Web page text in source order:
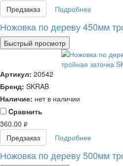
Предзаказ Подробнее
Ножовка по дереву 450мм
Быстрый просмотр
Артикул: 20542
Бренд: SKRAB
Наличие: нет в наличии
Cравнить
360.00 руб.
Предзаказ Подробнее
Ножовка по дереву 500мм